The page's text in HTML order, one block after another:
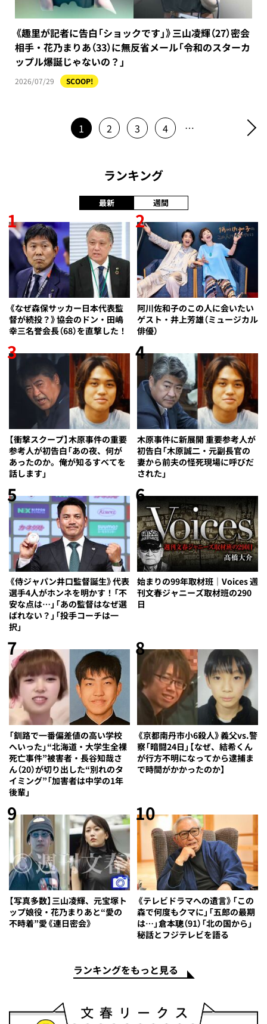
《趣里が記者に告白「ショックです」》三山凌輝（27）密会
相手・花乃まりあ（33）に無反省メール「令和のスターカ
ップル爆誕じゃないの？」
2026/07/29 SCOOP!
1 2 3 4 …
ランキング
最新 週間
1
《なぜ森保サッカー日本代表監
督が続投？》協会のドン・田嶋
幸三名誉会長（68）を直撃した！
2
阿川佐和子のこの人に会いたい
ゲスト・井上芳雄（ミュージカル
俳優）
3
【衝撃スクープ】木原事件の重要
参考人が初告白「あの夜、何が
あったのか。俺が知るすべてを
話します」
4
木原事件に新展開 重要参考人が
初告白「木原誠二・元副長官の
妻から前夫の怪死現場に呼びだ
された」
5
《侍ジャパン井口監督誕生》代表
選手4人がホンネを明かす！「不
安な点は…」「あの監督はなぜ選
ばれない？」「投手コーチは一
択」
6
始まりの99年取材班｜Voices 週
刊文春ジャニーズ取材班の290
日
7
「釧路で一番偏差値の高い学校
へいった」“北海道・大学生全裸
死亡事件”被害者・長谷知哉さ
ん（20）が切り出した“別れのタ
イミング”「加害者は中学の1年
後輩」
8
《京都南丹市小6殺人》義父vs.警
察「暗闘24日」【なぜ、結希くん
が行方不明になってから逮捕ま
で時間がかかったのか】
9
【写真多数】三山凌輝、元宝塚ト
ップ娘役・花乃まりあと“愛の
不時着”愛《連日密会》
10
《テレビドラマへの遺言》「この
森で何度もクマに」「五郎の最期
は…」倉本聰（91）「北の国から」
秘話とフジテレビを語る
ランキングをもっと見る